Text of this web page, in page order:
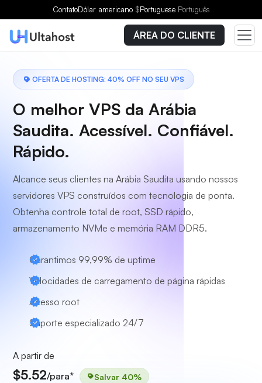
ContatoDólar americano $Portuguese Português
ÁREA DO CLIENTE
OFERTA DE HOSTING: 40% OFF NO SEU VPS
O melhor VPS da Arábia
Saudita. Acessível. Confiável.
Rápido.
Alcance seus clientes na Arábia Saudita usando nossos
servidores VPS construídos com tecnologia de ponta.
Obtenha controle total de root, SSD rápido,
armazenamento NVMe e memória RAM DDR5.
Garantimos 99,99% de uptime
Velocidades de carregamento de página rápidas
Acesso root
Suporte especializado 24/7
A partir de
$5.52/para* Salvar 40%